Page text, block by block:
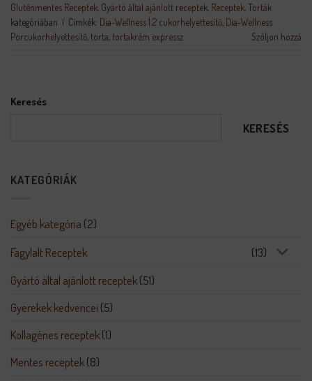
Gluténmentes Receptek, Gyártó által ajánlott receptek, Receptek,Torták
kategóriában | Címkék: Dia-Wellness 1:2 cukorhelyettesítő, Dia-Wellness
Porcukorhelyettesítő, torta, tortakrém expressz Szóljon hozzá
Keresés
KERESÉS
KATEGÓRIÁK
Egyéb kategória (2)
Fagylalt Receptek
(13)
Gyártó által ajánlott receptek(51)
Gyerekek kedvencei (5)
Kollagénes receptek(1)
Mentes receptek(8)